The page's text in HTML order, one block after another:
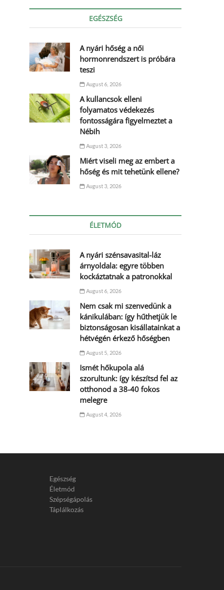
EGÉSZSÉG
A nyári hőség a női
hormonrendszert is próbára
teszi
August 6, 2026
A kullancsok elleni
folyamatos védekezés
fontosságára figyelmeztet a
Nébih
August 3, 2026
Miért viseli meg az embert a
hőség és mit tehetünk ellene?
August 3, 2026
ÉLETMÓD
A nyári szénsavasital-láz
árnyoldala: egyre többen
kockáztatnak a patronokkal
August 6, 2026
Nem csak mi szenvedünk a
kánikulában: így hűthetjük le
biztonságosan kisállatainkat a
hétvégén érkező hőségben
August 5, 2026
Ismét hőkupola alá
szorultunk: így készítsd fel az
otthonod a 38-40 fokos
melegre
August 4, 2026
Egészség
Életmód
Szépségápolás
Táplálkozás